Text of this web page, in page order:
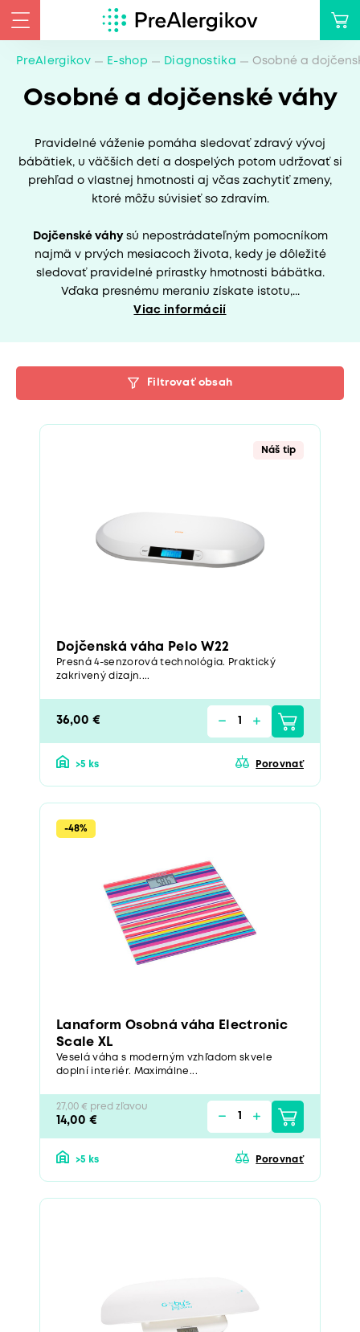
PreAlergikov E-shop Diagnostika Osobné a
Osobné a dojčenské váhy
Pravidelné váženie pomáha sledovať zdravý vývoj
bábätiek, u väčších detí a dospelých potom udržovať si
prehľad o vlastnej hmotnosti aj včas zachytiť zmeny,
ktoré môžu súvisieť so zdravím.
Dojčenské váhysú nepostrádateľným pomocníkom
najmä v prvých mesiacoch života, kedy je dôležité
sledovať pravidelné prírastky hmotnosti bábätka.
Vďaka presnému meraniu získate istotu,...
Viac informácií
Filtrovať obsah
Náš tip
Dojčenská váha Pelo W22
Presná 4-senzorová technológia. Praktický
zakrivený dizajn....
36,00 €
>5 ks Porovnať
-48%
Lanaform Osobná váha Electronic
Scale XL
Veselá váha s moderným vzhľadom skvele
doplní interiér. Maximálne...
27,00 € pred zľavou
14,00 €
>5 ks Porovnať